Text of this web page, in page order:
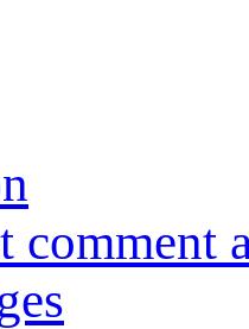
comment